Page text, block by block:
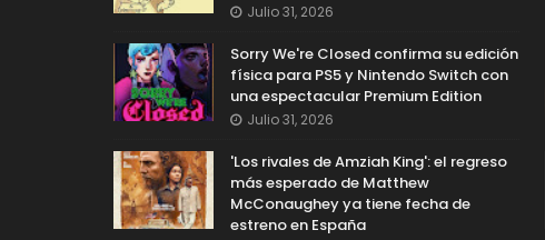
Julio 31, 2026
Sorry We're Closed confirma su edición
física para PS5 y Nintendo Switch con
una espectacular Premium Edition
Julio 31, 2026
'Los rivales de Amziah King': el regreso
más esperado de Matthew
McConaughey ya tiene fecha de
estreno en España